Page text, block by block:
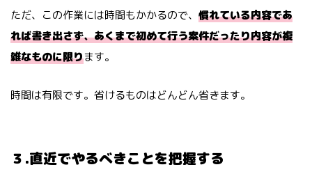
ただ、この作業には時間もかかるので、 慣れている内容であ
れば書き出さず、あくまで初めて行う案件だったり内容が複
雑なものに限ります。
時間は有限です。省けるものはどんどん省きます。
３.直近でやるべきことを把握する